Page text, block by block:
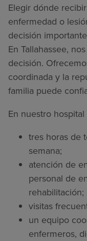
Elegir dónde
enfermedad o
decisión
En Tallahassee,
decisión.
coordinada y la
familia puede
En nuestro
tres horas de
semana;
atención de
personal de
rehabilitación;
visitas
un equipo
enfermeros,